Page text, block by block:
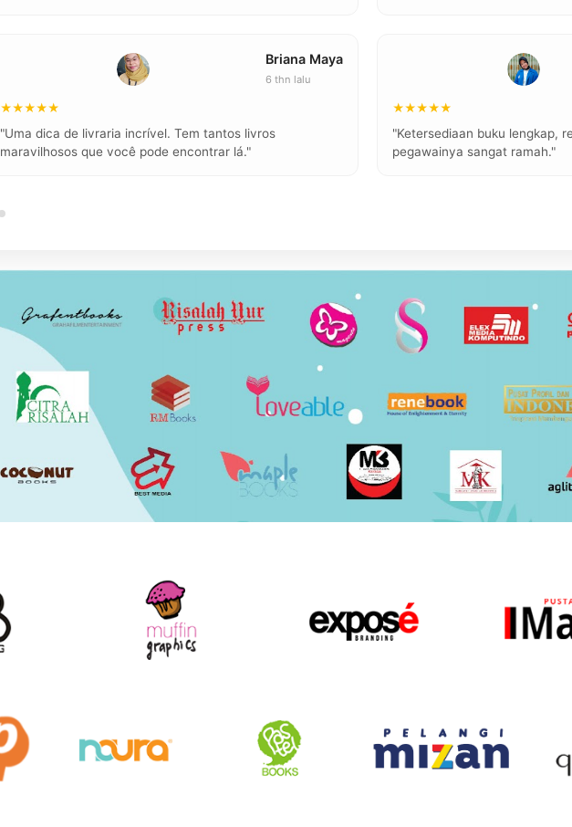
Briana Maya
6 thn lalu
★★★★★
"Uma dica de livraria incrível. Tem tantos livros
maravilhosos que você pode encontrar lá."
★★★★★
"Ketersediaan buku lengkap,
pegawainya sangat ramah."